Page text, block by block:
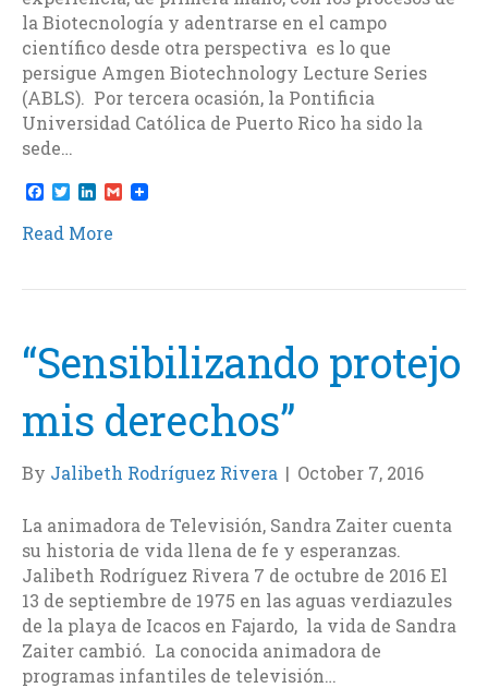
la Biotecnología y adentrarse en el campo
científico desde otra perspectiva es lo que
persigue Amgen Biotechnology Lecture Series
(ABLS). Por tercera ocasión, la Pontificia
Universidad Católica de Puerto Rico ha sido la
sede…
F
a
c
e
o
T
w
i
t
r
L
n
k
I
G
m
Read More
“Sensibilizando protejo
mis derechos”
By Jalibeth Rodríguez Rivera | October 7, 2016
La animadora de Televisión, Sandra Zaiter cuenta
su historia de vida llena de fe y esperanzas.
Jalibeth Rodríguez Rivera 7 de octubre de 2016 El
13 de septiembre de 1975 en las aguas verdiazules
de la playa de Icacos en Fajardo, la vida de Sandra
Zaiter cambió. La conocida animadora de
programas infantiles de televisión…